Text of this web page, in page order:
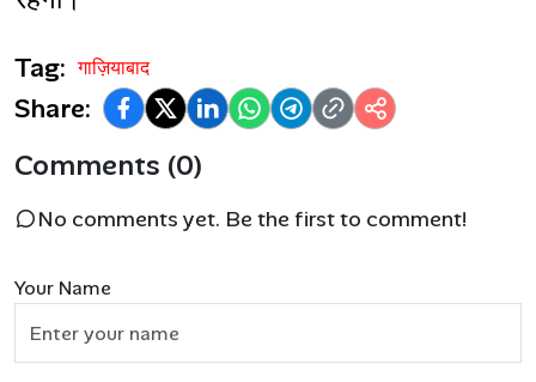
Tag: गाज़ियाबाद
Share:
Comments (0)
No comments yet. Be the first to comment!
Your Name